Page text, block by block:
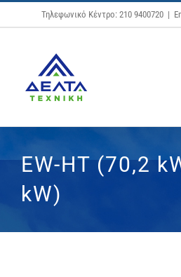
Μετάβαση
στο
Τηλεφωνικό Κέντρο: 210 9400720 |
EW-HT (70,2
kW)